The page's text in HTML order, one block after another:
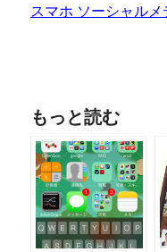
スマホ ソーシャル
もっと読む